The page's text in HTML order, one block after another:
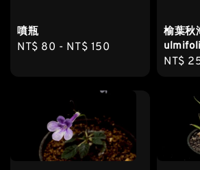
噴瓶
Regular
NT$ 80 - NT$ 150
榆葉秋
NT$